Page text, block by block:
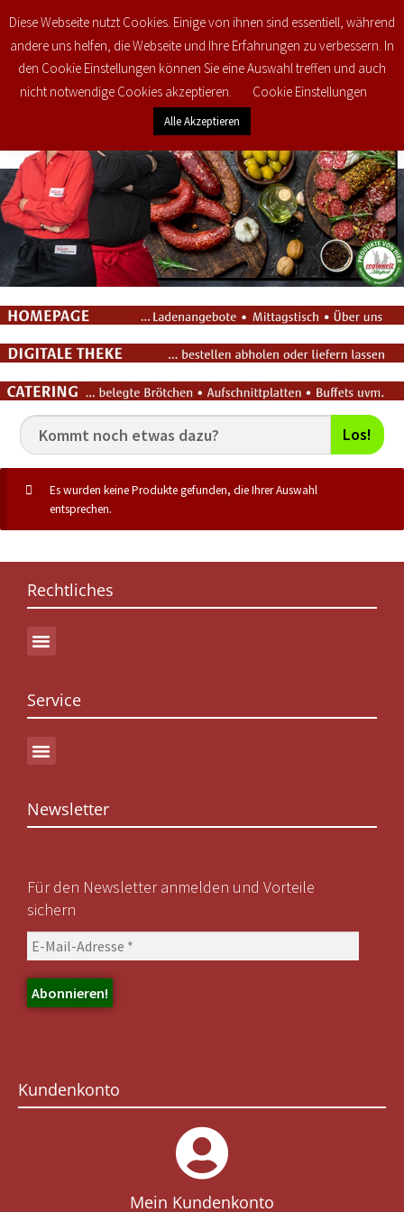
€0,00 0
Los!
Es wurden keine Produkte gefunden, die Ihrer Auswahl
entsprechen.
Rechtliches
Service
Newsletter
Für den Newsletter anmelden und Vorteile
sichern
Kundenkonto
Mein Kundenkonto
Diese Webseite nutzt Cookies. Einige von ihnen sind essentiell, während
andere uns helfen, die Webseite und Ihre Erfahrungen zu verbessern. In
den Cookie Einstellungen können Sie eine Auswahl treffen und auch
nicht notwendige Cookies akzeptieren.
Cookie Einstellungen
Alle Akzeptieren